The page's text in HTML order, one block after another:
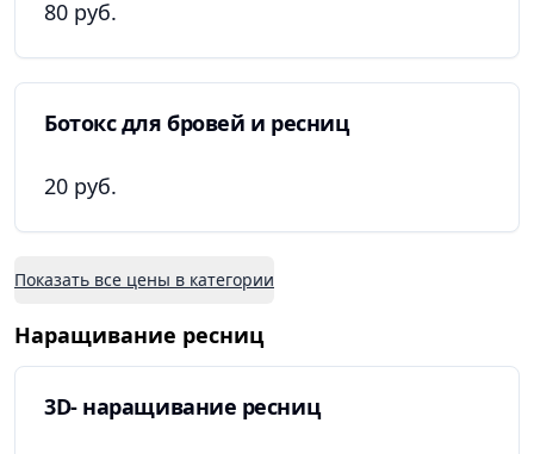
80 руб.
Ботокс для бровей и ресниц
20 руб.
Показать все цены в категории
Наращивание ресниц
3D- наращивание ресниц